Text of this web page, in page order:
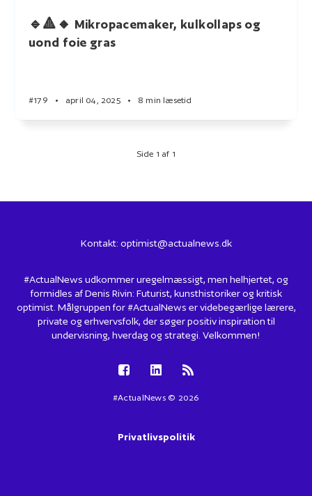
🔹🔺🔸 Mikropacemaker, kulkollaps og
uond foie gras
#179 • april 04, 2025 • 8 min læsetid
Side 1 af 1
Kontakt: optimist@actualnews.dk
#ActualNews udkommer uregelmæssigt, men helhjertet, og
formidles af Denis Rivin: Futurist, kunsthistoriker og kritisk
optimist. Målgruppen for #ActualNews er videbegærlige lærere,
private og erhvervsfolk, der søger positiv inspiration til
undervisning, hverdag og strategi. Velkommen!
#ActualNews © 2026
Privatlivspolitik